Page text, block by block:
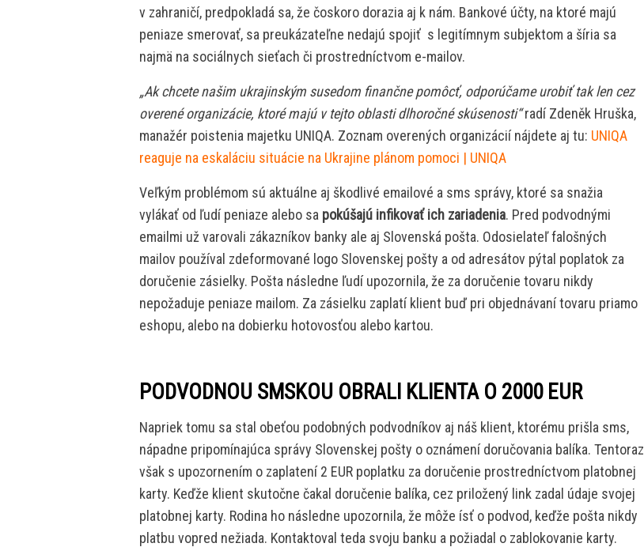
v zahraničí, predpokladá sa, že čoskoro dorazia aj k nám. Bankové účty, na ktoré majú
peniaze smerovať, sa preukázateľne nedajú spojiť s legitímnym subjektom a šíria sa
najmä na sociálnych sieťach či prostredníctvom e-mailov.
„Ak chcete našim ukrajinským susedom finančne pomôcť, odporúčame urobiť tak len cez
overené organizácie, ktoré majú v tejto oblasti dlhoročné skúsenosti“radí Zdeněk Hruška,
manažér poistenia majetku UNIQA. Zoznam overených organizácií nájdete aj tu: UNIQA
reaguje na eskaláciu situácie na Ukrajine plánom pomoci | UNIQA
Veľkým problémom sú aktuálne aj škodlivé emailové a sms správy, ktoré sa snažia
vylákať od ľudí peniaze alebo sa pokúšajú infikovať ich zariadenia. Pred podvodnými
emailmi už varovali zákazníkov banky ale aj Slovenská pošta. Odosielateľ falošných
mailov používal zdeformované logo Slovenskej pošty a od adresátov pýtal poplatok za
doručenie zásielky. Pošta následne ľudí upozornila, že za doručenie tovaru nikdy
nepožaduje peniaze mailom. Za zásielku zaplatí klient buď pri objednávaní tovaru priamo
eshopu, alebo na dobierku hotovosťou alebo kartou.
PODVODNOU SMSKOU OBRALI KLIENTA O 2000 EUR
Napriek tomu sa stal obeťou podobných podvodníkov aj náš klient, ktorému prišla sms,
nápadne pripomínajúca správy Slovenskej pošty o oznámení doručovania balíka. Tentoraz
však s upozornením o zaplatení 2 EUR poplatku za doručenie prostredníctvom platobnej
karty. Keďže klient skutočne čakal doručenie balíka, cez priložený link zadal údaje svojej
platobnej karty. Rodina ho následne upozornila, že môže ísť o podvod, keďže pošta nikdy
platbu vopred nežiada. Kontaktoval teda svoju banku a požiadal o zablokovanie karty.